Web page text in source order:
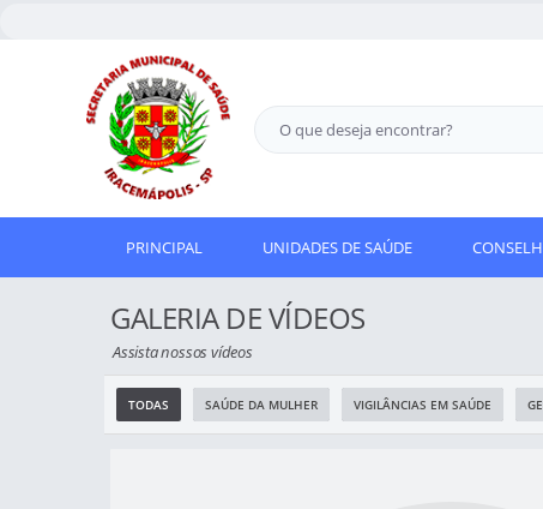
PRINCIPAL UNIDADES DE SAÚDE
GALERIA DE VÍDEOS
Assista nossos vídeos
TODAS SAÚDE DA MULHER VIGILÂNCIAS EM SAÚDE